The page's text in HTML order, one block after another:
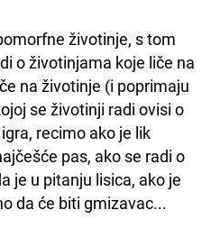
životinje, s tom
o životinjama koje liče na
na životinje (i poprimaju
se životinji radi ovisi o
recimo ako je lik
pas, ako se radi o
je u pitanju lisica, ako je
da će biti gmizavac...